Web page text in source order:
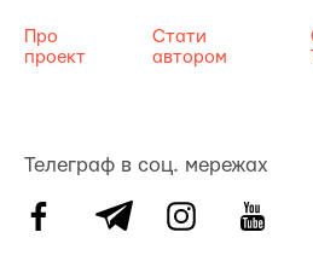
Про
проект
Стати
автором
Телеграф в соц. мережах